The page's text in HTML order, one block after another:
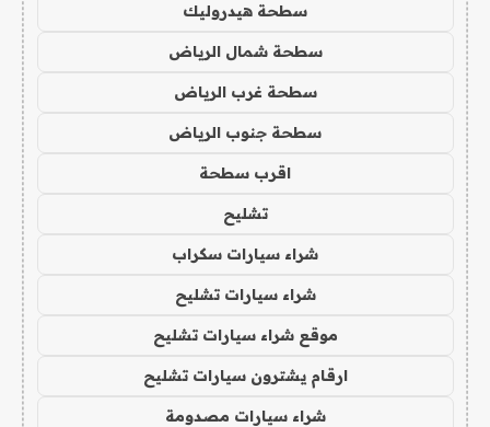
سطحة هيدروليك
سطحة شمال الرياض
سطحة غرب الرياض
سطحة جنوب الرياض
اقرب سطحة
تشليح
شراء سيارات سكراب
شراء سيارات تشليح
موقع شراء سيارات تشليح
ارقام يشترون سيارات تشليح
شراء سيارات مصدومة